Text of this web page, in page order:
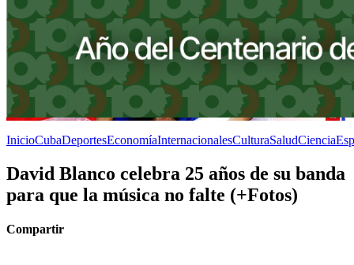
InicioCubaDeportesEconomíaInternacionalesCulturaSaludCiencia
David Blanco celebra 25 años de su banda
para que la música no falte (+Fotos)
Compartir